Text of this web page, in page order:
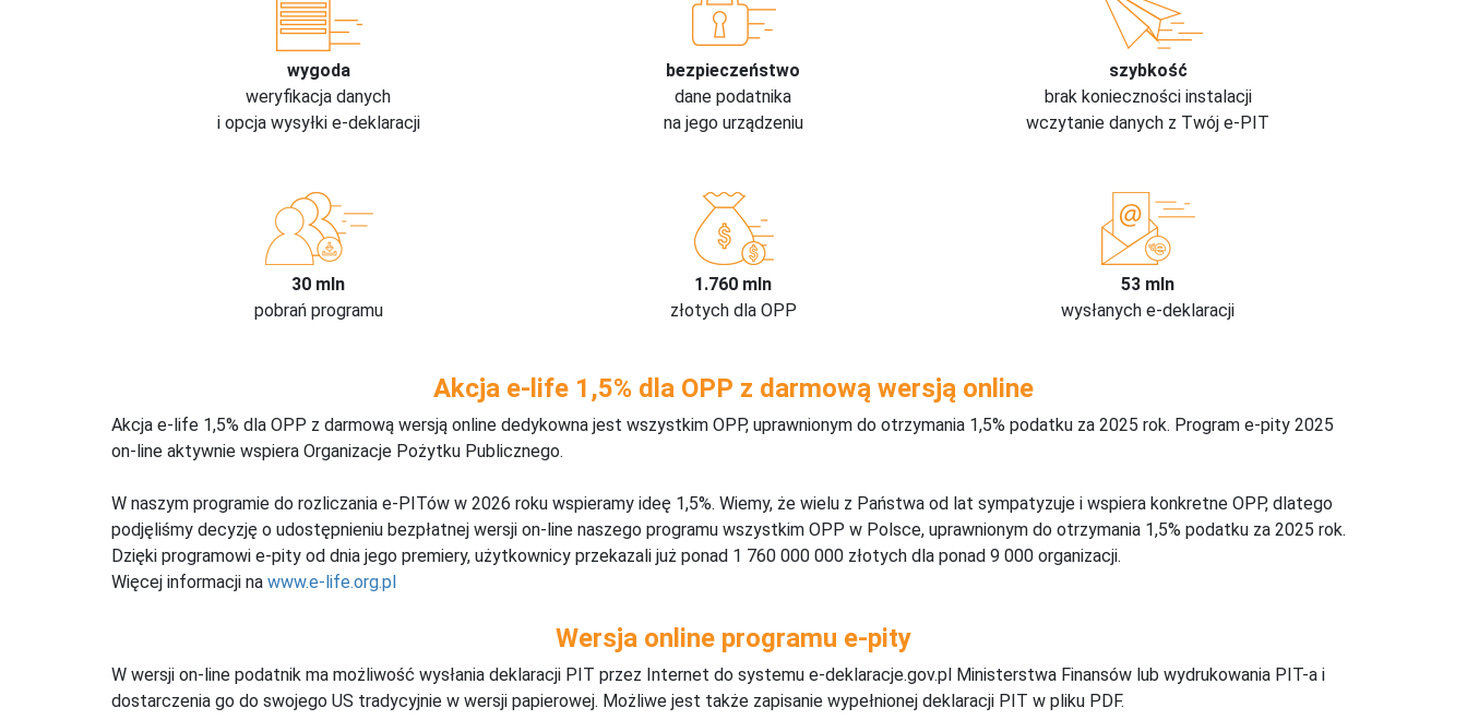
wygoda
weryfikacja danych
i opcja wysyłki e-deklaracji
bezpieczeństwo
dane podatnika
na jego urządzeniu
szybkość
brak konieczności instalacji
wczytanie danych z Twój e-PIT
30 mln
pobrań programu
1.760 mln
złotych dla OPP
53 mln
wysłanych e-deklaracji
Akcja e-life 1,5% dla OPP z darmową wersją online
Akcja e-life 1,5% dla OPP z darmową wersją online dedykowna jest wszystkim OPP, uprawnionym do otrzymania 1,5% podatku za 2025 rok. Program e-pity 2025
on-line aktywnie wspiera Organizacje Pożytku Publicznego.
W naszym programie do rozliczania e-PITów w 2026 roku wspieramy ideę 1,5%. Wiemy, że wielu z Państwa od lat sympatyzuje i wspiera konkretne OPP, dlatego
podjęliśmy decyzję o udostępnieniu bezpłatnej wersji on-line naszego programu wszystkim OPP w Polsce, uprawnionym do otrzymania 1,5% podatku za 2025 rok.
Dzięki programowi e-pity od dnia jego premiery, użytkownicy przekazali już ponad 1 760 000 000 złotych dla ponad 9 000 organizacji.
Więcej informacji na www.e-life.org.pl
Wersja online programu e-pity
W wersji on-line podatnik ma możliwość wysłania deklaracji PIT przez Internet do systemu e-deklaracje.gov.pl Ministerstwa Finansów lub wydrukowania PIT-a i
dostarczenia go do swojego US tradycyjnie w wersji papierowej. Możliwe jest także zapisanie wypełnionej deklaracji PIT w pliku PDF.